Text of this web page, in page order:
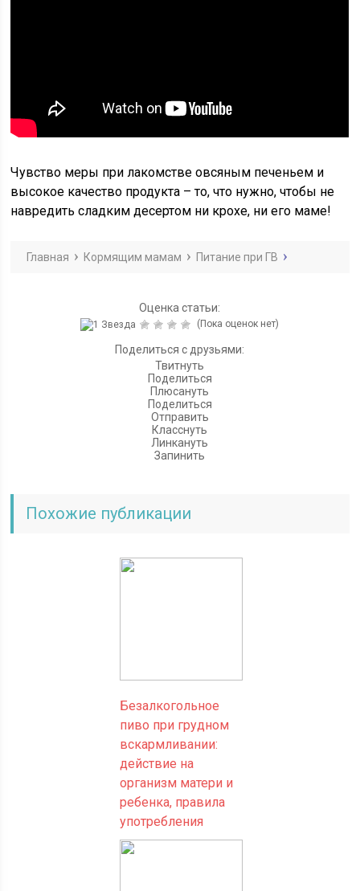
Чувство меры при лакомстве овсяным печеньем и
высокое качество продукта – то, что нужно, чтобы не
навредить сладким десертом ни крохе, ни его маме!
Главная Кормящим мамам Питание при ГВ
Оценка статьи:
(Пока оценок нет)
Поделиться с друзьями:
Твитнуть
Поделиться
Плюсануть
Поделиться
Отправить
Класснуть
Линкануть
Запинить
Похожие публикации
Безалкогольное
пиво при грудном
вскармливании:
действие на
организм матери и
ребенка, правила
употребления